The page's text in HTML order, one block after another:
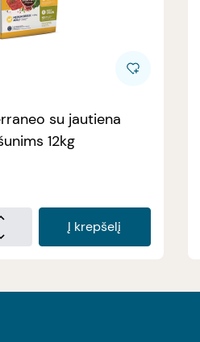
su jautiena
12kg
Į krepšelį